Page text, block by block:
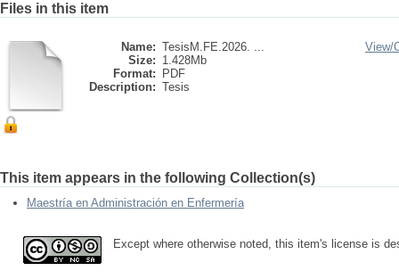
Files in this item
Name: TesisM.FE.2026. ...
Size: 1.428Mb
Format:
PDF
Description: Tesis
View/
This item appears in the following Collection(s)
Maestría en Administración en Enfermería
Except where otherwise noted, this item's license is